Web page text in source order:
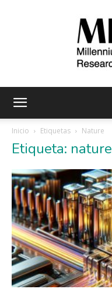
Inicio Etiquetas Nature
Etiqueta: nature